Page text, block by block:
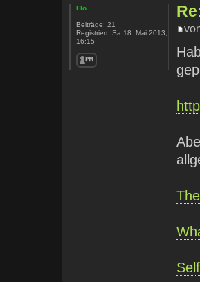
Flo
Beiträge: 21
Registriert: Sa 18. Mai 2013,
16:15